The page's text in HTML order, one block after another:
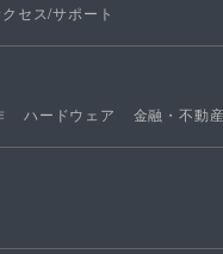
セス/サポート
ハードウェア 金融・不動産